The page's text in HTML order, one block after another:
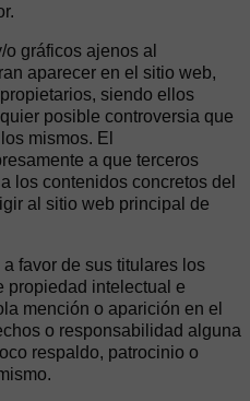
o gráficos ajenos al
aparecer en el sitio web,
siendo ellos
posible controversia que
mismos. El
a que terceros
los contenidos concretos del
al sitio web principal de
favor de sus titulares los
propiedad intelectual e
mención o aparición en el
o responsabilidad alguna
respaldo, patrocinio o